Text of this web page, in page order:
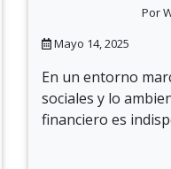
Por
Mayo 14, 2025
En un entorno
sociales y lo
financiero es